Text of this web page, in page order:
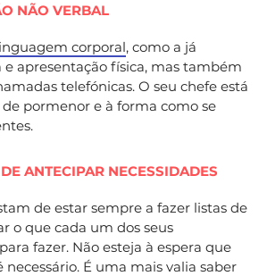
NÃO VERBAL
corporal, como a já
apresentação física, mas também
telefónicas. O seu chefe está
pormenor e à forma como se
ANTECIPAR NECESSIDADES
de estar sempre a fazer listas de
o que cada um dos seus
fazer. Não esteja à espera que
É uma mais valia saber